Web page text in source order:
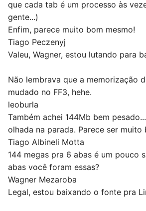
que cada tab é um processo às
gente...)
Enfim, parece muito bom mesmo!
Tiago Peczenyj
Valeu, Wagner, estou lutando para
Não lembrava que a memorização
mudado no FF3, hehe.
leoburla
Também achei 144Mb bem
olhada na parada. Parece ser muito
Tiago Albineli Motta
144 megas pra 6 abas é um pouco
abas você foram essas?
Wagner Mezaroba
Legal, estou baixando o fonte pra